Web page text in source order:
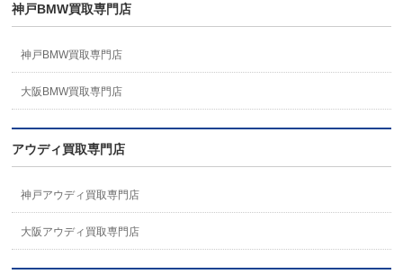
神戸BMW買取専門店
神戸BMW買取専門店
大阪BMW買取専門店
アウディ買取専門店
神戸アウディ買取専門店
大阪アウディ買取専門店